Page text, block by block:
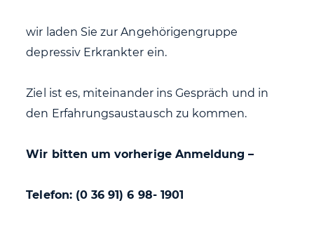
wir laden Sie zur Angehörigengruppe
depressiv Erkrankter ein.
Ziel ist es, miteinander ins Gespräch und in
den Erfahrungsaustausch zu kommen.
Wir bitten um vorherige Anmeldung –
Telefon: (0 36 91) 6 98- 1901